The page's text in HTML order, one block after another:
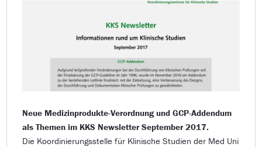
Neue Medizinprodukte-Verordnung und GCP-Addendum
als Themen im KKS Newsletter September 2017.
Die Koordinierungsstelle für Klinische Studien der Med Uni